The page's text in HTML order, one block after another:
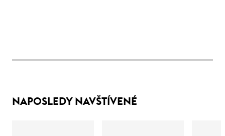
NAPOSLEDY NAVŠTÍVENÉ